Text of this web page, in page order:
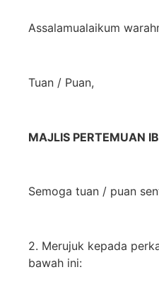
Assalamualaikum
Tuan / Puan,
MAJLIS PERTEMUAN
Semoga tuan / puan
2. Merujuk kepada
bawah ini: